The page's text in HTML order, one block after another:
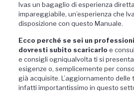
Ivas un bagaglio di esperienza
impareggiabile, un’esperienza che
disposizione con questo Manuale.
Ecco perché se sei un
dovresti subito scaricarlo e
e consigli ogniqualvolta ti si
esigenze o, semplicemente per
già acquisite. L’aggiornamento delle
infatti importantissimo in questo